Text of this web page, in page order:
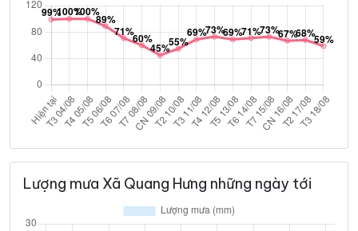
Lượng mưa Xã Quang Hưng những ngày tới